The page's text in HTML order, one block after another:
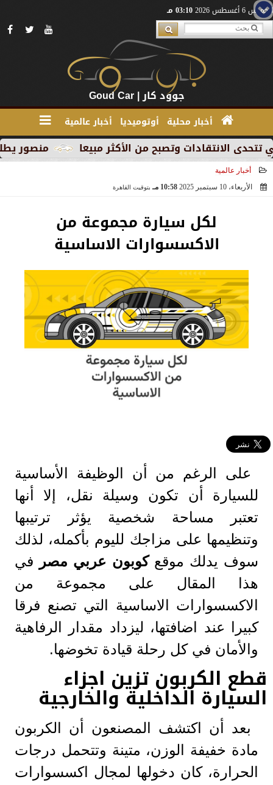
الخميس 6 أغسطس 2026 03:10 مـ
جوود كار | Goud Car
أخبار محلية أوتوميديا أخبار عالمية
منصور يطلق MG RX9 PHEV الجديدة كليًا في السوق المصري كأول سيارة Plug-in Hybrid من العلامة وتصبح من الأكثر مبيعا
أخبار عالمية
الأربعاء، 10 سبتمبر 2025
10:58 مـ بتوقيت القاهرة
لكل سيارة مجموعة من
الاكسسوارات الاساسية
على الرغم من أن الوظيفة الأساسية
للسيارة أن تكون وسيلة نقل، إلا أنها
تعتبر مساحة شخصية يؤثر ترتيبها
وتنظيمها على مزاجك لليوم بأكمله، لذلك
سوف يدلك موقعكوبون عربي مصر
في
هذا المقال على مجموعة من
الاكسسوارات الاساسية التي تصنع فرقا
كبيرا عند اضافتها، ليزداد مقدار الرفاهية
والأمان في كل رحلة قيادة تخوضها.
قطع الكربون تزين اجزاء
السيارة الداخلية والخارجية
بعد أن اكتشف المصنعون أن الكربون
مادة خفيفة الوزن، متينة وتتحمل درجات
الحرارة، كان دخولها لمجال اكسسوارات